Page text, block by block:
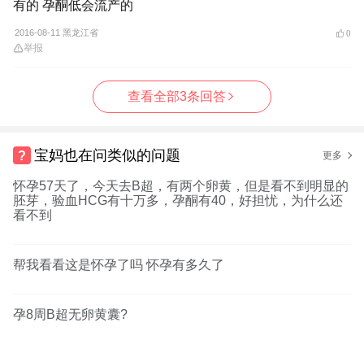
有的 孕酮低会流产的
2016-08-11 黑龙江省 0
举报
查看全部3条回答
宝妈也在问类似的问题 更多
怀孕57天了，今天去B超，有两个卵黄，但是看不到明显的
胚芽，验血HCG有十万多，孕酮有40，好担忧，为什么还
看不到
帮我看看这是怀孕了吗 怀孕有多久了
孕8周B超无卵黄囊?